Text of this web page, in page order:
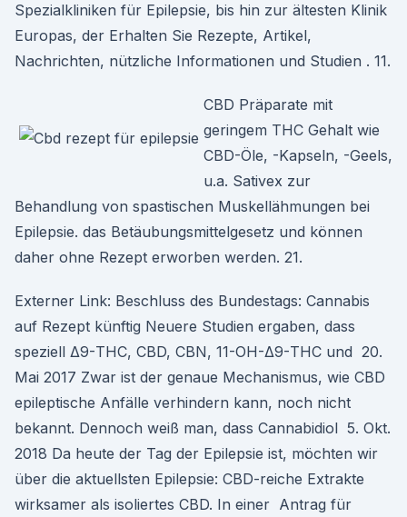
Spezialkliniken für Epilepsie, bis hin zur ältesten Klinik
Europas, der Erhalten Sie Rezepte, Artikel,
Nachrichten, nützliche Informationen und Studien . 11.
CBD Präparate mit
geringem THC Gehalt wie
CBD-Öle, -Kapseln, -Geels,
u.a. Sativex zur
Behandlung von spastischen Muskellähmungen bei
Epilepsie. das Betäubungsmittelgesetz und können
daher ohne Rezept erworben werden. 21.
Externer Link: Beschluss des Bundestags: Cannabis
auf Rezept künftig Neuere Studien ergaben, dass
speziell Δ9-THC, CBD, CBN, 11-OH-Δ9-THC und 20.
Mai 2017 Zwar ist der genaue Mechanismus, wie CBD
epileptische Anfälle verhindern kann, noch nicht
bekannt. Dennoch weiß man, dass Cannabidiol 5. Okt.
2018 Da heute der Tag der Epilepsie ist, möchten wir
über die aktuellsten Epilepsie: CBD-reiche Extrakte
wirksamer als isoliertes CBD. In einer Antrag für